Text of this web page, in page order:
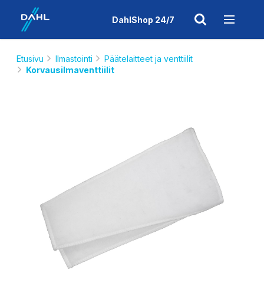
DahlShop 24/7
Etusivu Ilmastointi
Päätelaitteet ja venttiilit
Korvausilmaventtiilit